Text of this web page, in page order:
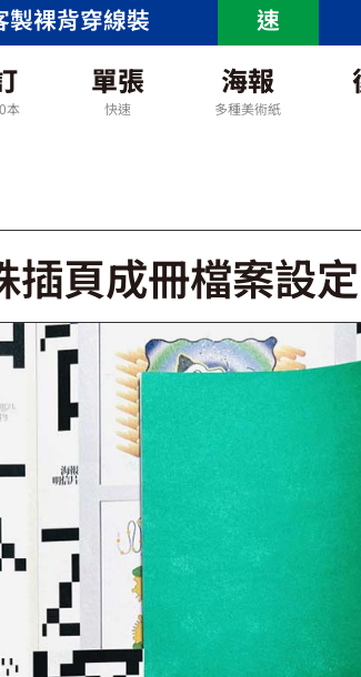
製裸背穿線裝 速
本
單張
快速
海報
多種美術紙
插頁成冊檔案設定